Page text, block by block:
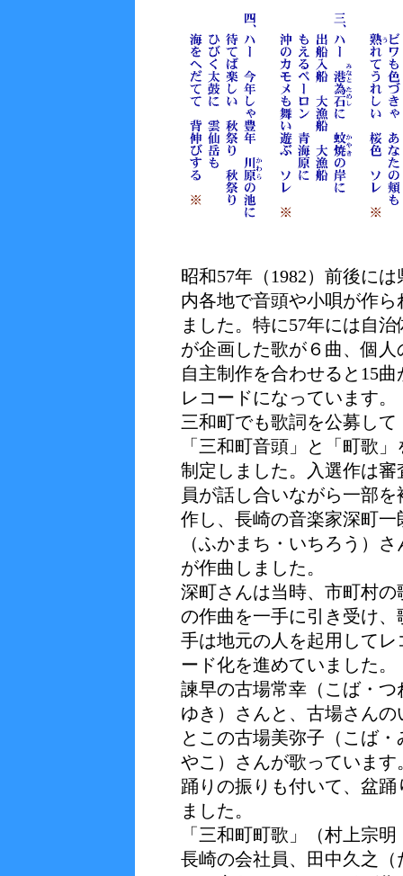
昭和57年（1982）前後には
内各地で音頭や小唄が作ら
ました。特に57年には自治
が企画した歌が６曲、個人
自主制作を合わせると15曲
レコードになっています。
三和町でも歌詞を公募して
「三和町音頭」と「町歌」
制定しました。入選作は審
員が話し合いながら一部を
作し、長崎の音楽家深町一
（ふかまち・いちろう）さ
が作曲しました。
深町さんは当時、市町村の
の作曲を一手に引き受け、
手は地元の人を起用してレ
ード化を進めていました。
諫早の古場常幸（こば・つ
ゆき）さんと、古場さんの
とこの古場美弥子（こば・
やこ）さんが歌っています
踊りの振りも付いて、盆
ました。
「三和町町歌」（村上宗
長崎の会社員、田中久之